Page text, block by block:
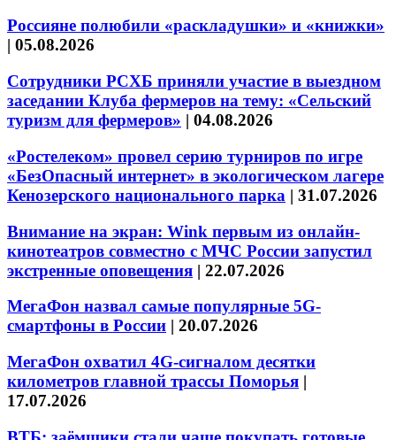
Россияне полюбили «раскладушки» и «книжки»
| 05.08.2026
Сотрудники РСХБ приняли участие в выездном
заседании Клуба фермеров на тему: «Сельский
туризм для фермеров» | 04.08.2026
«Ростелеком» провел серию турниров по игре
«БезОпасный интернет» в экологическом лагере
Кенозерского национального парка | 31.07.2026
Внимание на экран: Wink первым из онлайн-
кинотеатров совместно с МЧС России запустил
экстренные оповещения | 22.07.2026
МегаФон назвал самые популярные 5G-
смартфоны в России | 20.07.2026
МегаФон охватил 4G-сигналом десятки
километров главной трассы Поморья |
17.07.2026